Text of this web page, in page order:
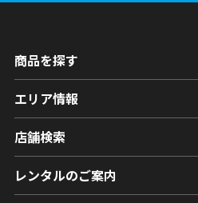
商品を探す
エリア情報
店舗検索
レンタルのご案内